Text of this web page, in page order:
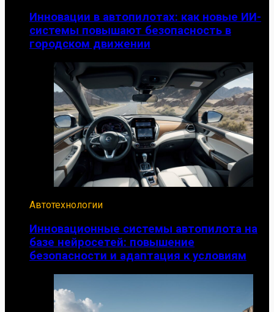
Инновации в автопилотах: как новые ИИ-
системы повышают безопасность в
городском движении
Автотехнологии
Инновационные системы автопилота на
базе нейросетей: повышение
безопасности и адаптация к условиям